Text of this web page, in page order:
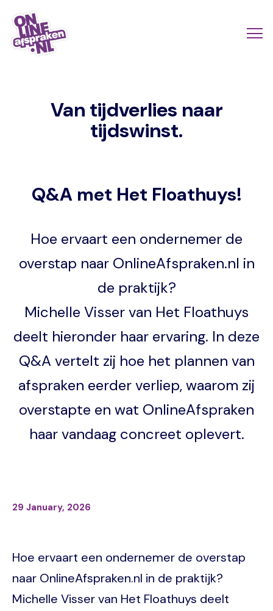
Skip
main
Van tijdverlies naar
tijdswinst.
Q&A met Het Floathuys!
Hoe ervaart een ondernemer de
overstap naar OnlineAfspraken.nl in
de praktijk?
Michelle Visser van Het Floathuys
deelt hieronder haar ervaring. In deze
Q&A vertelt zij hoe het plannen van
afspraken eerder verliep, waarom zij
overstapte en wat OnlineAfspraken
haar vandaag concreet oplevert.
29 January, 2026
Hoe ervaart een ondernemer de overstap
naar OnlineAfspraken.nl in de praktijk?
Michelle Visser van Het Floathuys deelt